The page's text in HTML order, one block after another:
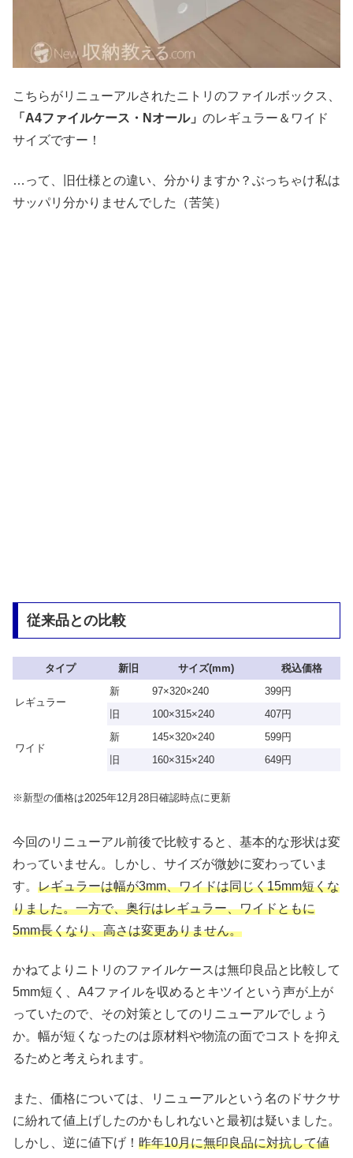
こちらがリニューアルされたニトリのファイルボックス、
「A4ファイルケース・Nオール」 のレギュラー＆ワイド
サイズですー！
…って、旧仕様との違い、分かりますか？ぶっちゃけ私は
サッパリ分かりませんでした（苦笑）
従来品との比較
タイプ 新旧 サイズ(mm) 税込価格
レギュラー
新 97×320×240
399円
旧
100×315×240 407円
ワイド
新 145×320×240
599円
旧
160×315×240 649円
※新型の価格は2025年12月28日確認時点に更新
今回のリニューアル前後で比較すると、基本的な形状は変
わっていません。しかし、サイズが微妙に変わっていま
す。 レギュラーは幅が3mm、ワイドは同じく15mm短くな
りました。一方で、奥行はレギュラー、ワイドともに
5mm長くなり、高さは変更ありません。
かねてよりニトリのファイルケースは無印良品と比較して
5mm短く、A4ファイルを収めるとキツイという声が上が
っていたので、その対策としてのリニューアルでしょう
か。幅が短くなったのは原材料や物流の面でコストを抑え
るためと考えられます。
また、価格については、リニューアルという名のドサクサ
に紛れて値上げしたのかもしれないと最初は疑いました。
しかし、逆に値下げ！ 昨年10月に無印良品に対抗して値